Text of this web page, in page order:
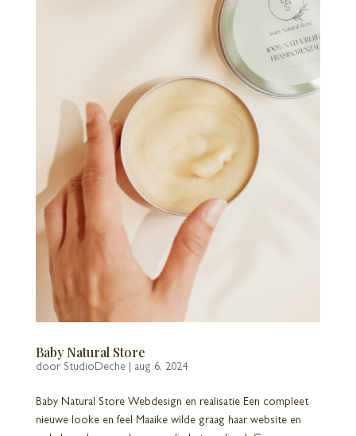
Baby Natural Store
door StudioDeche| aug 6, 2024
Baby Natural Store Webdesign en realisatie Een compleet
nieuwe looke en feel Maaike wilde graag haar website en